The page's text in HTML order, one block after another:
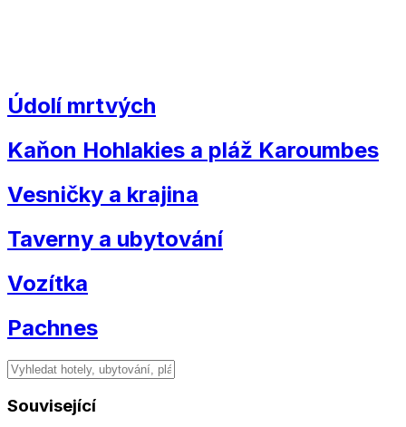
Údolí mrtvých
Kaňon Hohlakies a pláž Karoumbes
Vesničky a krajina
Taverny a ubytování
Vozítka
Pachnes
Související